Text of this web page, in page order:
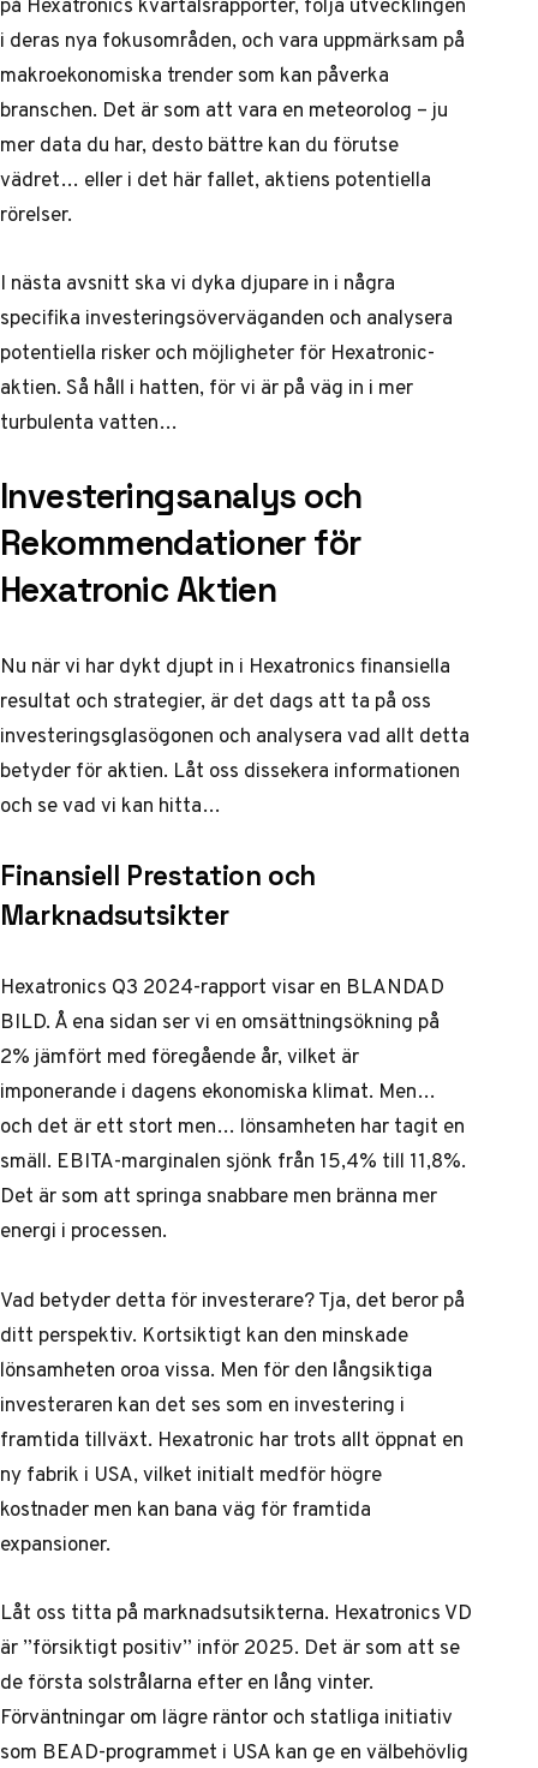
i deras nya fokusområden, och vara uppmärksam på
makroekonomiska trender som kan påverka
branschen. Det är som att vara en meteorolog – ju
mer data du har, desto bättre kan du förutse
vädret… eller i det här fallet, aktiens potentiella
rörelser.
I nästa avsnitt ska vi dyka djupare in i några
specifika investeringsöverväganden och analysera
potentiella risker och möjligheter för Hexatronic-
aktien. Så håll i hatten, för vi är på väg in i mer
turbulenta vatten…
Investeringsanalys och
Rekommendationer för
Hexatronic Aktien
Nu när vi har dykt djupt in i Hexatronics finansiella
resultat och strategier, är det dags att ta på oss
investeringsglasögonen och analysera vad allt detta
betyder för aktien. Låt oss dissekera informationen
och se vad vi kan hitta…
Finansiell Prestation och
Marknadsutsikter
Hexatronics Q3 2024-rapport visar en BLANDAD
BILD. Å ena sidan ser vi en omsättningsökning på
2% jämfört med föregående år, vilket är
imponerande i dagens ekonomiska klimat. Men…
och det är ett stort men… lönsamheten har tagit en
smäll. EBITA-marginalen sjönk från 15,4% till 11,8%.
Det är som att springa snabbare men bränna mer
energi i processen.
Vad betyder detta för investerare? Tja, det beror på
ditt perspektiv. Kortsiktigt kan den minskade
lönsamheten oroa vissa. Men för den långsiktiga
investeraren kan det ses som en investering i
framtida tillväxt. Hexatronic har trots allt öppnat en
ny fabrik i USA, vilket initialt medför högre
kostnader men kan bana väg för framtida
expansioner.
Låt oss titta på marknadsutsikterna. Hexatronics VD
är ”försiktigt positiv” inför 2025. Det är som att se
de första solstrålarna efter en lång vinter.
Förväntningar om lägre räntor och statliga initiativ
som BEAD-programmet i USA kan ge en välbehövlig